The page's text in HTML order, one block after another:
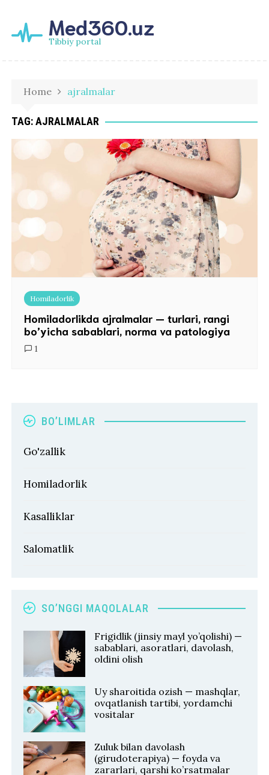
Med360.uz
Tibbiy portal
Home ajralmalar
TAG:AJRALMALAR
Homiladorlik
Homiladorlikda ajralmalar — turlari, rangi
bo’yicha sabablari, norma va patologiya
1
BO’LIMLAR
Go'zallik
Homiladorlik
Kasalliklar
Salomatlik
SO’NGGI MAQOLALAR
Frigidlik (jinsiy mayl yo’qolishi) —
sabablari, asoratlari, davolash,
oldini olish
Uy sharoitida ozish — mashqlar,
ovqatlanish tartibi, yordamchi
vositalar
Zuluk bilan davolash
(girudoterapiya) — foyda va
zararlari, qarshi ko’rsatmalar